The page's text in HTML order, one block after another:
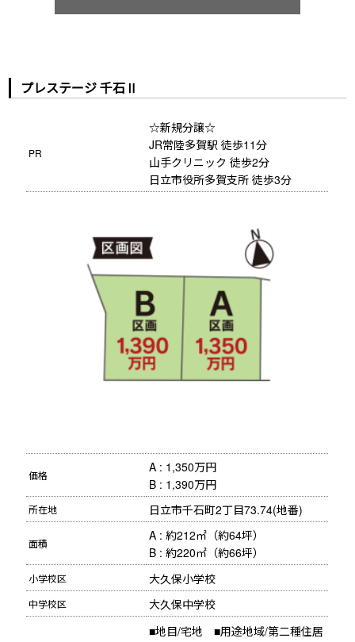
プレステージ 千石Ⅱ
PR
☆新規分譲☆
JR常陸多賀駅 徒歩11分
山手クリニック 徒歩2分
日立市役所多賀支所 徒歩3分
価格
A : 1,350万円
B : 1,390万円
所在地 日立市千石町2丁目73.74(地番)
面積
A : 約212㎡（約64坪）
B : 約220㎡（約66坪）
小学校区 大久保小学校
中学校区 大久保中学校
■地目/宅地　■用途地域/第二種住居